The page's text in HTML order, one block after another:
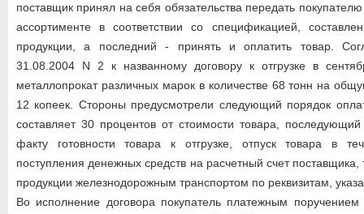
поставщик принял на себя обязательства передать
ассортименте в соответствии со спецификацией,
продукции, а последний - принять и оплатить товар.
31.08.2004 N 2 к названному договору к отгрузке в
металлопрокат различных марок в количестве 68 тонн на
12 копеек. Стороны предусмотрели следующий порядок
составляет 30 процентов от стоимости товара,
факту готовности товара к отгрузке, отпуск товара в
поступления денежных средств на расчетный счет поставщика,
продукции железнодорожным транспортом по реквизитам,
Во исполнение договора покупатель платежным